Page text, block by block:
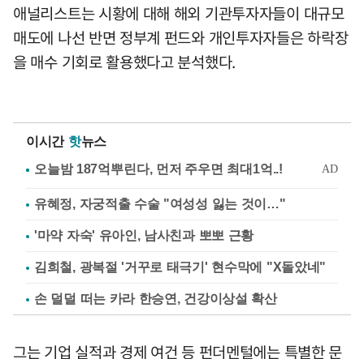
애널리스트는 시황에 대해 해외 기관투자자들이 대규모
매도에 나선 반면 정부계 펀드와 개인투자자들은 하락장
을 매수 기회로 활용했다고 분석했다.
이시간 핫뉴스
유혜정, 자궁적출 수술 "여성성 잃는 것이…"
'마약 자숙' 유아인, 남사친과 뽀뽀 근황
김희철, 광복절 '거꾸로 태극기' 현수막에 "X돌았네"
손 덜덜 떠는 카라 한승연, 건강이상설 확산
그는 기업 실적과 경제 여건 등 펀더멘털에는 특별한 문